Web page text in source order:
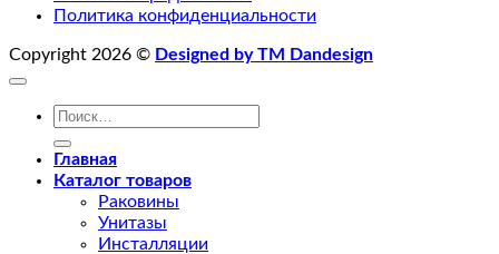
Политика конфиденциальности
Copyright 2026 © Designed by TM Dandesign
Искать:
Главная
Каталог товаров
Раковины
Унитазы
Инсталляции